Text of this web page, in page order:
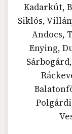
Kadarkút,
Siklós,
Andocs,
Enying,